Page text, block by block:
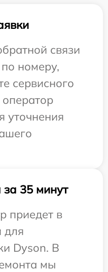
связи
номеру,
сервисного
уточнения
35 минут
приедет в
для
Dyson. В
мы